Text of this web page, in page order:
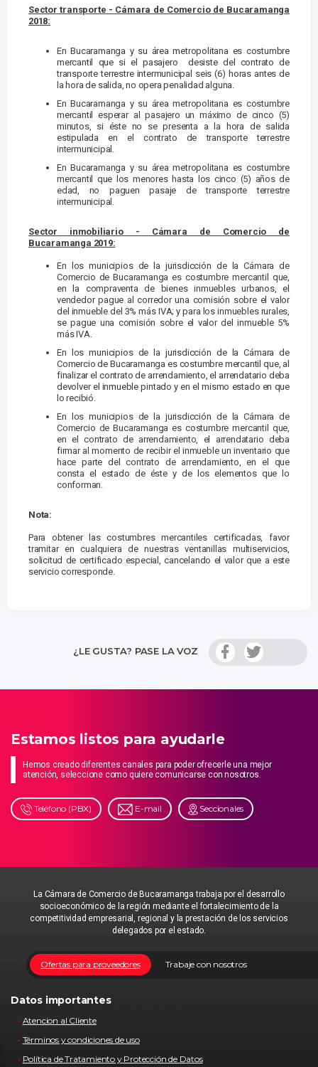
Sector transporte - Cámara de Comercio de Bucaramanga
2018:
En Bucaramanga y su área metropolitana es costumbre
mercantil que si el pasajero desiste del contrato de
transporte terrestre intermunicipal seis (6) horas antes de
la hora de salida, no opera penalidad alguna.
En Bucaramanga y su área metropolitana es costumbre
mercantil esperar al pasajero un máximo de cinco (5)
minutos, si éste no se presenta a la hora de salida
estipulada en el contrato de transporte terrestre
intermunicipal.
En Bucaramanga y su área metropolitana es costumbre
mercantil que los menores hasta los cinco (5) años de
edad, no paguen pasaje de transporte terrestre
intermunicipal.
Sector inmobiliario - Cámara de Comercio de
Bucaramanga 2019:
En los municipios de la jurisdicción de la Cámara de
Comercio de Bucaramanga es costumbre mercantil que,
en la compraventa de bienes inmuebles urbanos, el
vendedor pague al corredor una comisión sobre el valor
del inmueble del 3% más IVA; y para los inmuebles rurales,
se pague una comisión sobre el valor del inmueble 5%
más IVA.
En los municipios de la jurisdicción de la Cámara de
Comercio de Bucaramanga es costumbre mercantil que, al
finalizar el contrato de arrendamiento, el arrendatario deba
devolver el inmueble pintado y en el mismo estado en que
lo recibió.
En los municipios de la jurisdicción de la Cámara de
Comercio de Bucaramanga es costumbre mercantil que,
en el contrato de arrendamiento, el arrendatario deba
firmar al momento de recibir el inmueble un inventario que
hace parte del contrato de arrendamiento, en el que
consta el estado de éste y de los elementos que lo
conforman.
Nota:
Para obtener las costumbres mercantiles certificadas, favor
tramitar en cualquiera de nuestras ventanillas multiservicios,
solicitud de certificado especial, cancelando el valor que a este
servicio corresponde.
¿LE GUSTA? PASE LA VOZ
Estamos listos para ayudarle
Hemos creado diferentes canales para poder ofrecerle una mejor
atención, seleccione como quiere comunicarse con nosotros.
Teléfono (PBX) E-mail Seccionales
La Cámara de Comercio de Bucaramanga trabaja por el desarrollo
socioeconómico de la región mediante el fortalecimiento de la
competitividad empresarial, regional y la prestación de los servicios
delegados por el estado.
Trabaje con nosotros
Ofertas para proveedores
Datos importantes
Atencion al Cliente
Términos y condiciones de uso
Política de Tratamiento y Protección de Datos